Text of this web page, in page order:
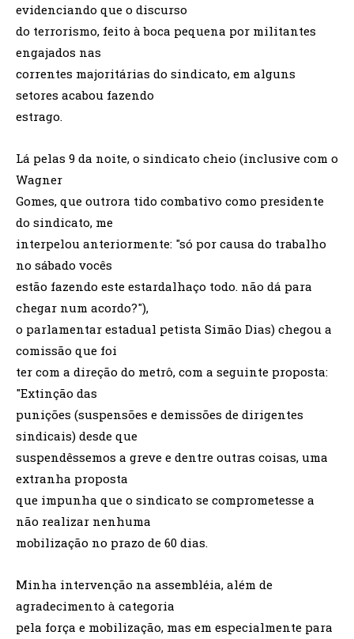
evidenciando que o discurso
do terrorismo, feito à boca pequena por militantes
engajados nas
correntes majoritárias do sindicato, em alguns
setores acabou fazendo
estrago.
Lá pelas 9 da noite, o sindicato cheio (inclusive com o
Wagner
Gomes, que outrora tido combativo como presidente
do sindicato, me
interpelou anteriormente: "só por causa do trabalho
no sábado vocês
estão fazendo este estardalhaço todo. não dá para
chegar num acordo?"),
o parlamentar estadual petista Simão Dias) chegou a
comissão que foi
ter com a direção do metrô, com a seguinte proposta:
"Extinção das
punições (suspensões e demissões de dirigentes
sindicais) desde que
suspendêssemos a greve e dentre outras coisas, uma
extranha proposta
que impunha que o sindicato se comprometesse a
não realizar nenhuma
mobilização no prazo de 60 dias.
Minha intervenção na assembléia, além de
agradecimento à categoria
pela força e mobilização, mas em especialmente para